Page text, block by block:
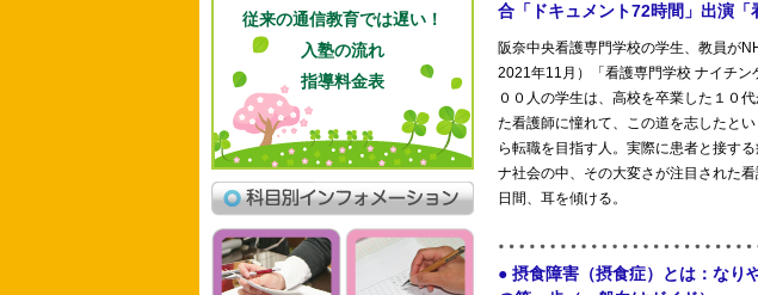
従来の通信教育では遅い！
入塾の流れ
指導料金表